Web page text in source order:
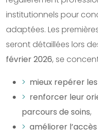
institutionnels pour
adaptées. Les
seront détaillées lors
février 2026, se
mieux repérer
renforcer leur
parcours de soins,
améliorer